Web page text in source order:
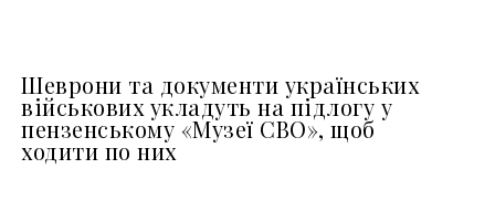
Шеврони та документи українських
військових укладуть на підлогу у
пензенському «Музеї СВО», щоб
ходити по них